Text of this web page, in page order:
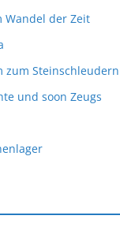
Wandel der Zeit
zum
und soon Zeugs